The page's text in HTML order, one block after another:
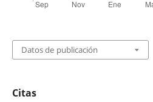
Datos de publicación
Citas